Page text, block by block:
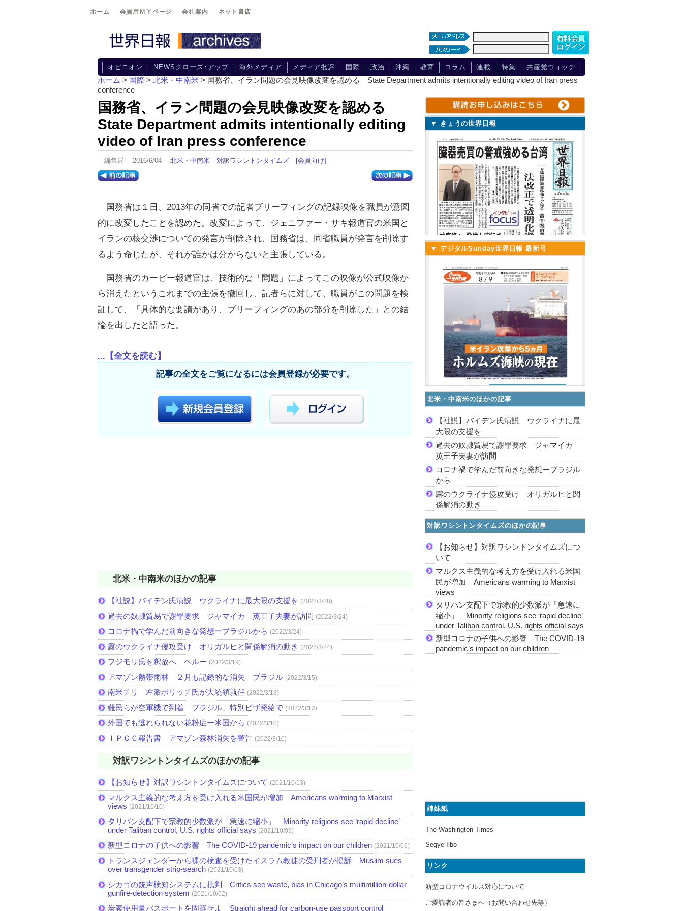
ホーム 会員用ＭＹページ 会社案内 ネット書店
オピニオン NEWSクローズ･アップ 海外メディア メディア批評 国際 政治 沖縄 教育 コラム 連載 特集 共産党ウォッチ
ホーム > 国際 > 北米・中南米 > 国務省、イラン問題の会見映像改変を認める State Department admits intentionally editing video of Iran press
conference
国務省、イラン問題の会見映像改変を認める
State Department admits intentionally editing
video of Iran press conference
編集局 2016/6/04 北米・中南米 ｜ 対訳ワシントンタイムズ [会員向け]
国務省は１日、2013年の同省での記者ブリーフィングの記録映像を職員が意図
的に改変したことを認めた。改変によって、ジェニファー・サキ報道官の米国と
イランの核交渉についての発言が削除され、国務省は、同省職員が発言を削除す
るよう命じたが、それが誰かは分からないと主張している。
国務省のカービー報道官は、技術的な「問題」によってこの映像が公式映像か
ら消えたというこれまでの主張を撤回し、記者らに対して、職員がこの問題を検
証して、「具体的な要請があり、ブリーフィングのあの部分を削除した」との結
論を出したと語った。
...【全文を読む】
記事の全文をご覧になるには会員登録が必要です。
北米・中南米のほかの記事
【社説】バイデン氏演説 ウクライナに最大限の支援を (2022/3/28)
過去の奴隷貿易で謝罪要求 ジャマイカ 英王子夫妻が訪問 (2022/3/24)
コロナ禍で学んだ前向きな発想ーブラジルから (2022/3/24)
露のウクライナ侵攻受け オリガルヒと関係解消の動き (2022/3/24)
フジモリ氏を釈放へ ペルー (2022/3/19)
アマゾン熱帯雨林 ２月も記録的な消失 ブラジル (2022/3/15)
南米チリ 左派ボリッチ氏が大統領就任 (2022/3/13)
難民らが空軍機で到着 ブラジル、特別ビザ発給で (2022/3/12)
外国でも逃れられない花粉症ー米国から (2022/3/10)
ＩＰＣＣ報告書 アマゾン森林消失を警告 (2022/3/10)
対訳ワシントンタイムズのほかの記事
【お知らせ】対訳ワシントンタイムズについて (2021/10/13)
マルクス主義的な考え方を受け入れる米国民が増加 Americans warming to Marxist
views (2021/10/10)
タリバン支配下で宗教的少数派が「急速に縮小」 Minority religions see ‘rapid decline’
under Taliban control, U.S. rights official says (2021/10/09)
新型コロナの子供への影響 The COVID-19 pandemic’s impact on our children (2021/10/06)
トランスジェンダーから裸の検査を受けたイスラム教徒の受刑者が提訴 Muslim sues
over transgender strip-search (2021/10/03)
シカゴの銃声検知システムに批判 Critics see waste, bias in Chicago’s multimillion-dollar
gunfire-detection system (2021/10/02)
炭素使用量パスポートを固辞せよ Straight ahead for carbon-use passport control
▼ きょうの世界日報
▼ デジタルSunday世界日報 最新号
北米・中南米のほかの記事
【社説】バイデン氏演説 ウクライナに最
大限の支援を
過去の奴隷貿易で謝罪要求 ジャマイカ
英王子夫妻が訪問
コロナ禍で学んだ前向きな発想ーブラジル
から
露のウクライナ侵攻受け オリガルヒと関
係解消の動き
対訳ワシントンタイムズのほかの記事
【お知らせ】対訳ワシントンタイムズにつ
いて
マルクス主義的な考え方を受け入れる米国
民が増加 Americans warming to Marxist
views
タリバン支配下で宗教的少数派が「急速に
縮小」 Minority religions see ‘rapid decline’
under Taliban control, U.S. rights official says
新型コロナの子供への影響 The COVID-19
pandemic’s impact on our children
姉妹紙
The Washington Times
Segye Ilbo
リンク
新型コロナウイルス対応について
ご愛読者の皆さまへ（お問い合わせ先等）